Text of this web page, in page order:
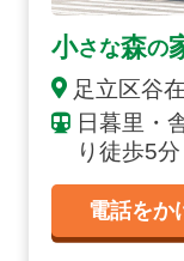
小さな森の
足立区谷
日暮里・
り徒歩5分
電話をか